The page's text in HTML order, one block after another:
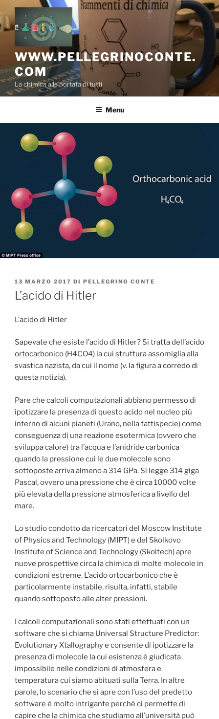
Salta
al
contenuto
WWW.PELLEGRINOCONTE.
COM
La chimica alla portata di tutti
Menu
PUBBLICATO
IL
13 MARZO 2017 DI PELLEGRINO CONTE
L’acido di Hitler
L’acido di Hitler
Sapevate che esiste l’acido di Hitler? Si tratta dell’acido
ortocarbonico (H4CO4) la cui struttura assomiglia alla
svastica nazista, da cui il nome (v. la figura a corredo di
questa notizia).
Pare che calcoli computazionali abbiano permesso di
ipotizzare la presenza di questo acido nel nucleo più
interno di alcuni pianeti (Urano, nella fattispecie) come
conseguenza di una reazione esotermica (ovvero che
sviluppa calore) tra l’acqua e l’anidride carbonica
quando la pressione cui le due molecole sono
sottoposte arriva almeno a 314 GPa. Si legge 314 giga
Pascal, ovvero una pressione che è circa 10000 volte
più elevata della pressione atmosferica a livello del
mare.
Lo studio condotto da ricercatori del Moscow Institute
of Physics and Technology (MIPT) e del Skolkovo
Institute of Science and Technology (Skoltech) apre
nuove prospettive circa la chimica di molte molecole in
condizioni estreme. L’acido ortocarbonico che è
particolarmente instabile, risulta, infatti, stabile
quando sottoposto alle alter pressioni.
I calcoli computazionali sono stati effettuati con un
software che si chiama Universal Structure Predictor:
Evolutionary Xtallography e consente di ipotizzare la
presenza di molecole la cui esistenza è giudicata
impossibile nelle condizioni di atmosfera e
temperatura cui siamo abituati sulla Terra. In altre
parole, lo scenario che si apre con l’uso del predetto
software è molto intrigante perché ci permette di
capire che la chimica che studiamo all’università può